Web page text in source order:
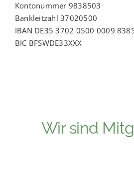
Kontonummer 9838503
Bankleitzahl 37020500
IBAN DE35 3702 0500 0009
BIC BFSWDE33XXX
Wir sind